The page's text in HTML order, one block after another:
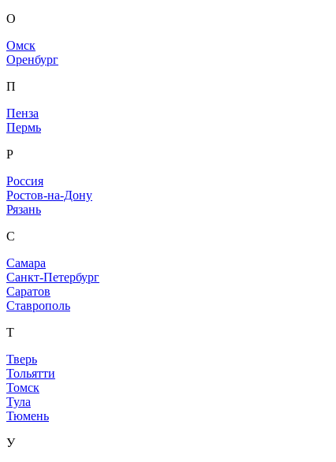
О
Омск
Оренбург
П
Пенза
Пермь
Р
Россия
Ростов-на-Дону
Рязань
С
Самара
Санкт-Петербург
Саратов
Ставрополь
Т
Тверь
Тольятти
Томск
Тула
Тюмень
У